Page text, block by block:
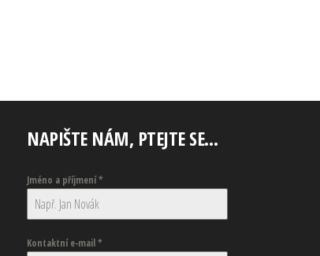
NAPIŠTE NÁM, PTEJTE SE…
Jméno a příjmení*
Kontaktní e-mail*